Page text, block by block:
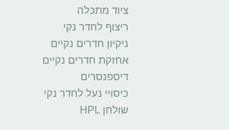
ציוד מתכלה
ריצוף לחדר נקי
ניקיון חדרים נקיים
אחזקת חדרים נקיים
דיספנסרים
כיסויי נעל לחדר נקי
שולחן HPL